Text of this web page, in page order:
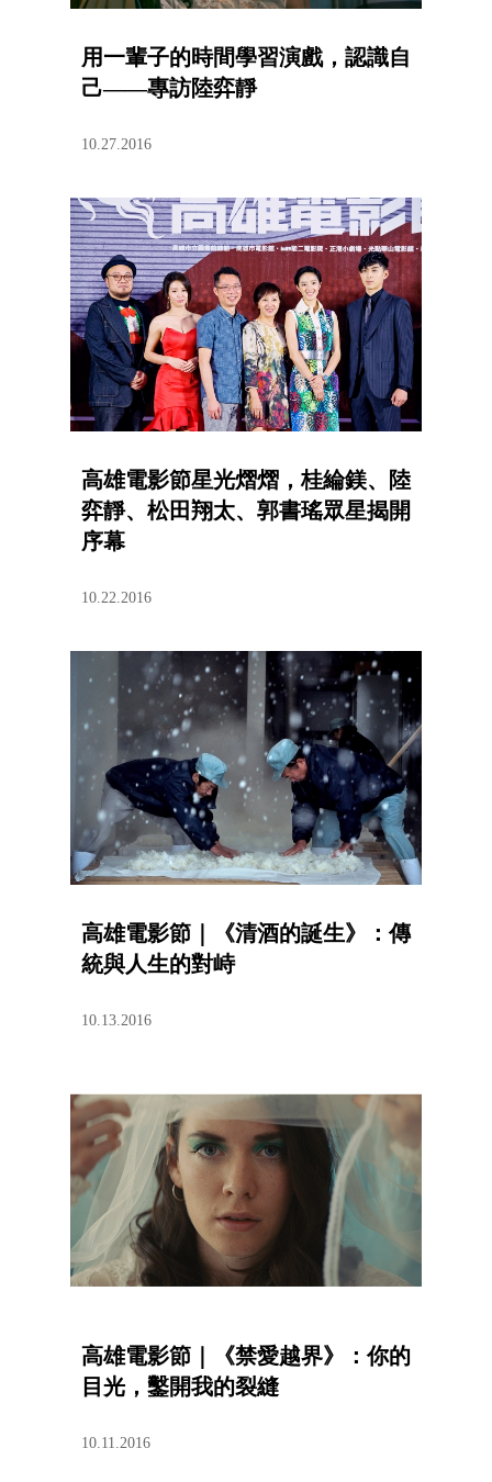
用一輩子的時間學習演戲，認識自
己——專訪陸弈靜
10.27.2016
高雄電影節星光熠熠，桂綸鎂、陸
弈靜、松田翔太、郭書瑤眾星揭開
序幕
10.22.2016
高雄電影節｜《清酒的誕生》：傳
統與人生的對峙
10.13.2016
高雄電影節｜《禁愛越界》：你的
目光，鑿開我的裂縫
10.11.2016